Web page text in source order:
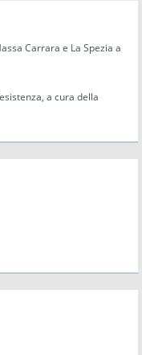
Carrara e La Spezia a
a cura della